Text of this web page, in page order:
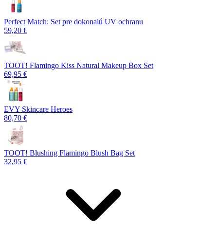
Perfect Match: Set pre dokonalú UV ochranu
59,20 €
TOOT! Flamingo Kiss Natural Makeup Box Set
69,95 €
EVY Skincare Heroes
80,70 €
TOOT! Blushing Flamingo Blush Bag Set
32,95 €